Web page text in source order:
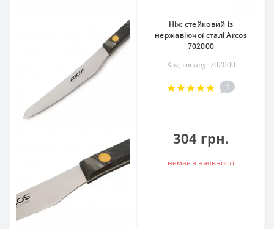
Ніж стейковий із
нержавіючої сталі Arcos
702000
Код товару: 702000
1
304 грн.
немає в наявностi